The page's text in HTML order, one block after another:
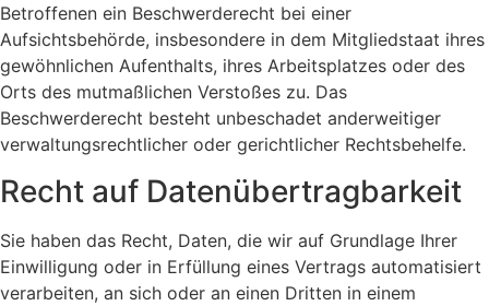
Betroffenen ein Beschwerderecht bei einer
Aufsichtsbehörde, insbesondere in dem Mitgliedstaat ihres
gewöhnlichen Aufenthalts, ihres Arbeitsplatzes oder des
Orts des mutmaßlichen Verstoßes zu. Das
Beschwerderecht besteht unbeschadet anderweitiger
verwaltungsrechtlicher oder gerichtlicher Rechtsbehelfe.
Recht auf Daten­übertrag­barkeit
Sie haben das Recht, Daten, die wir auf Grundlage Ihrer
Einwilligung oder in Erfüllung eines Vertrags automatisiert
verarbeiten, an sich oder an einen Dritten in einem